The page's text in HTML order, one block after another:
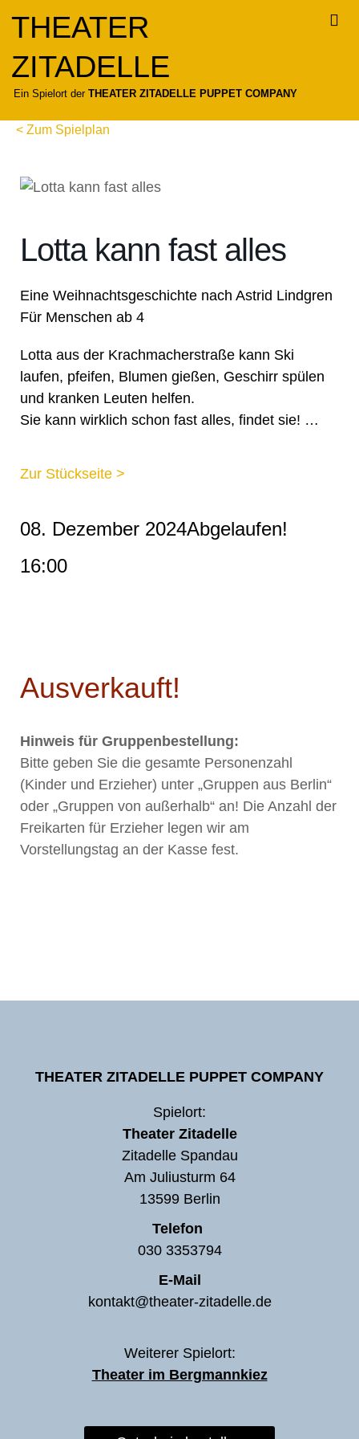
springen
THEATER
ZITADELLE
Ein Spielort derTHEATER ZITADELLE PUPPET COMPANY
< Zum Spielplan
Lotta kann fast alles
Eine Weihnachtsgeschichte nach Astrid Lindgren
Für Menschen ab 4
Lotta aus der Krachmacherstraße kann Ski
laufen, pfeifen, Blumen gießen, Geschirr spülen
und kranken Leuten helfen.
Sie kann wirklich schon fast alles, findet sie! …
Zur Stückseite >
08. Dezember 2024Abgelaufen!
16:00
Ausverkauft!
Hinweis für Gruppenbestellung:
Bitte geben Sie die gesamte Personenzahl
(Kinder und Erzieher) unter „Gruppen aus Berlin“
oder „Gruppen von außerhalb“ an! Die Anzahl der
Freikarten für Erzieher legen wir am
Vorstellungstag an der Kasse fest.
THEATER ZITADELLE PUPPET COMPANY
Spielort:
Theater Zitadelle
Zitadelle Spandau
Am Juliusturm 64
13599 Berlin
Telefon
030 3353794
E-Mail
kontakt@theater-zitadelle.de
Weiterer Spielort:
Theater im Bergmannkiez